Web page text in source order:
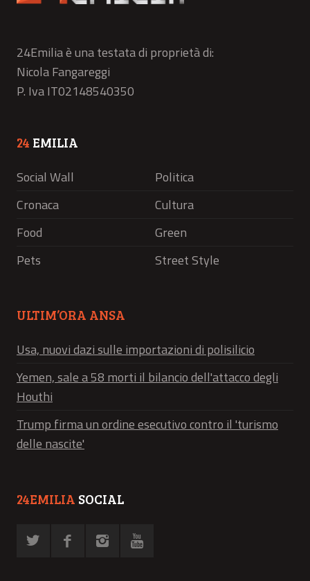
24Emilia è una testata di proprietà di:
Nicola Fangareggi
P. Iva IT02148540350
24 EMILIA
Social Wall
Politica
Cronaca
Cultura
Food
Green
Pets
Street Style
ULTIM’ORA ANSA
Usa, nuovi dazi sulle importazioni di polisilicio
Yemen, sale a 58 morti il bilancio dell'attacco degli
Houthi
Trump firma un ordine esecutivo contro il 'turismo
delle nascite'
24EMILIA SOCIAL